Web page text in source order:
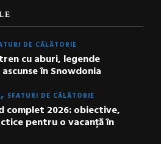
DE CĂLĂTORIE
cu aburi, legende
în Snowdonia
SFATURI DE CĂLĂTORIE
complet 2026: obiective,
pentru o vacanță în